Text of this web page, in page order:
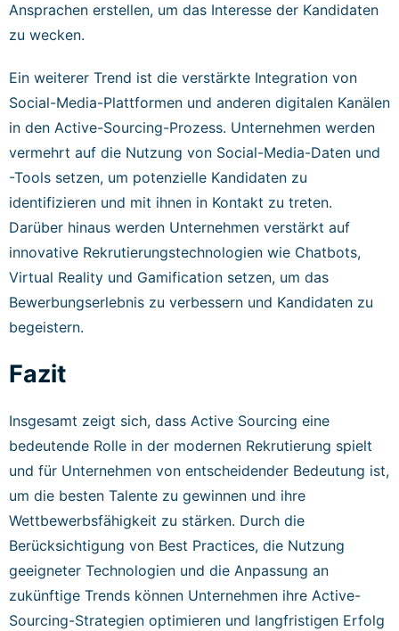
Ansprachen erstellen, um das Interesse der Kandidaten
zu wecken.
Ein weiterer Trend ist die verstärkte Integration von
Social-Media-Plattformen und anderen digitalen Kanälen
in den Active-Sourcing-Prozess. Unternehmen werden
vermehrt auf die Nutzung von Social-Media-Daten und
-Tools setzen, um potenzielle Kandidaten zu
identifizieren und mit ihnen in Kontakt zu treten.
Darüber hinaus werden Unternehmen verstärkt auf
innovative Rekrutierungstechnologien wie Chatbots,
Virtual Reality und Gamification setzen, um das
Bewerbungserlebnis zu verbessern und Kandidaten zu
begeistern.
Fazit
Insgesamt zeigt sich, dass Active Sourcing eine
bedeutende Rolle in der modernen Rekrutierung spielt
und für Unternehmen von entscheidender Bedeutung ist,
um die besten Talente zu gewinnen und ihre
Wettbewerbsfähigkeit zu stärken. Durch die
Berücksichtigung von Best Practices, die Nutzung
geeigneter Technologien und die Anpassung an
zukünftige Trends können Unternehmen ihre Active-
Sourcing-Strategien optimieren und langfristigen Erfolg